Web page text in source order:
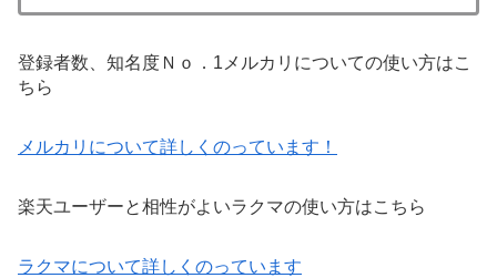
登録者数、知名度Ｎｏ．1メルカリについての使い方はこ
ちら
メルカリについて詳しくのっています！
楽天ユーザーと相性がよいラクマの使い方はこちら
ラクマについて詳しくのっています